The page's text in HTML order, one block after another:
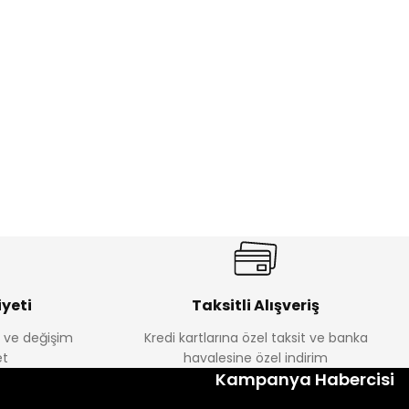
Tayt Koren Kız Çocuk ve Bebek Tayt
ve değişim
Taksitli Alışveriş
Kredi kartlarına özel taksit ve banka
havalesine özel indirim
Kampanya Habercisi